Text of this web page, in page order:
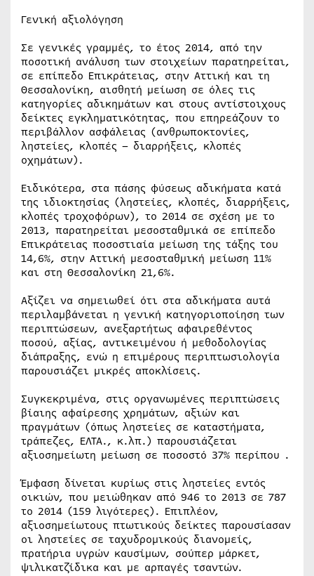
Γενική αξιολόγηση
Σε γενικές γραμμές, το έτος 2014, από την
ποσοτική ανάλυση των στοιχείων παρατηρείται,
σε επίπεδο Επικράτειας, στην Αττική και τη
Θεσσαλονίκη, αισθητή μείωση σε όλες τις
κατηγορίες αδικημάτων και στους αντίστοιχους
δείκτες εγκληματικότητας, που επηρεάζουν το
περιβάλλον ασφάλειας (ανθρωποκτονίες,
ληστείες, κλοπές – διαρρήξεις, κλοπές
οχημάτων).
Ειδικότερα, στα πάσης φύσεως αδικήματα κατά
της ιδιοκτησίας (ληστείες, κλοπές, διαρρήξεις,
κλοπές τροχοφόρων), το 2014 σε σχέση με το
2013, παρατηρείται μεσοσταθμικά σε επίπεδο
Επικράτειας ποσοστιαία μείωση της τάξης του
14,6%, στην Αττική μεσοσταθμική μείωση 11%
και στη Θεσσαλονίκη 21,6%.
Αξίζει να σημειωθεί ότι στα αδικήματα αυτά
περιλαμβάνεται η γενική κατηγοριοποίηση των
περιπτώσεων, ανεξαρτήτως αφαιρεθέντος
ποσού, αξίας, αντικειμένου ή μεθοδολογίας
διάπραξης, ενώ η επιμέρους περιπτωσιολογία
παρουσιάζει μικρές αποκλίσεις.
Συγκεκριμένα, στις οργανωμένες περιπτώσεις
βίαιης αφαίρεσης χρημάτων, αξιών και
πραγμάτων (όπως ληστείες σε καταστήματα,
τράπεζες, ΕΛΤΑ., κ.λπ.) παρουσιάζεται
αξιοσημείωτη μείωση σε ποσοστό 37% περίπου .
Έμφαση δίνεται κυρίως στις ληστείες εντός
οικιών, που μειώθηκαν από 946 το 2013 σε 787
το 2014 (159 λιγότερες). Επιπλέον,
αξιοσημείωτους πτωτικούς δείκτες παρουσίασαν
οι ληστείες σε ταχυδρομικούς διανομείς,
πρατήρια υγρών καυσίμων, σούπερ μάρκετ,
ψιλικατζίδικα και με αρπαγές τσαντών.